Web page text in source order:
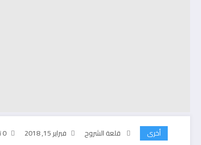
أخرى قلعة الشروح فبراير 15, 2018 0 تعليقات